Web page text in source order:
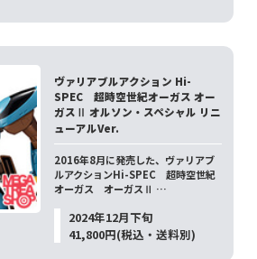
ヴァリアブルアクション Hi-
SPEC 超時空世紀オーガス オー
ガスⅡ オルソン・スペシャル リニ
ューアルVer.
2016年8月に発売した、ヴァリアブ
ルアクションHi-SPEC 超時空世紀
オーガス オーガスⅡ …
2024年12月下旬
41,800円(税込・送料別)